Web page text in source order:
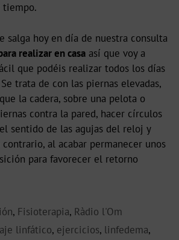
tiempo.
salga hoy en día de nuestra consulta
realizar en casa así que voy a
que podéis realizar todos los días
trata de con las piernas elevadas,
la cadera, sobre una pelota o
contra la pared, hacer círculos
sentido de las agujas del reloj y
al acabar permanecer unos
para favorecer el retorno
, Fisioterapia, Ràdio l'Om
linfático, ejercicios, linfedema,